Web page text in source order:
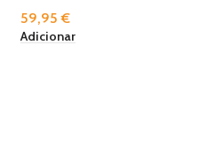
59,95€
Adicionar